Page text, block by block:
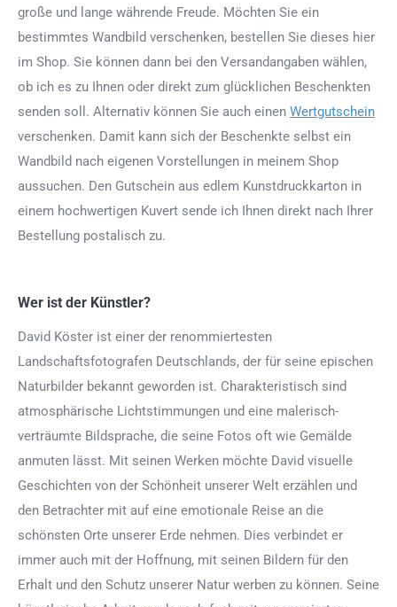
große und lange währende Freude. Möchten Sie ein
bestimmtes Wandbild verschenken, bestellen Sie dieses hier
im Shop. Sie können dann bei den Versandangaben wählen,
ob ich es zu Ihnen oder direkt zum glücklichen Beschenkten
senden soll. Alternativ können Sie auch einen Wertgutschein
verschenken. Damit kann sich der Beschenkte selbst ein
Wandbild nach eigenen Vorstellungen in meinem Shop
aussuchen. Den Gutschein aus edlem Kunstdruckkarton in
einem hochwertigen Kuvert sende ich Ihnen direkt nach Ihrer
Bestellung postalisch zu.
Wer ist der Künstler?
David Köster ist einer der renommiertesten
Landschaftsfotografen Deutschlands, der für seine epischen
Naturbilder bekannt geworden ist. Charakteristisch sind
atmosphärische Lichtstimmungen und eine malerisch-
verträumte Bildsprache, die seine Fotos oft wie Gemälde
anmuten lässt. Mit seinen Werken möchte David visuelle
Geschichten von der Schönheit unserer Welt erzählen und
den Betrachter mit auf eine emotionale Reise an die
schönsten Orte unserer Erde nehmen. Dies verbindet er
immer auch mit der Hoffnung, mit seinen Bildern für den
Erhalt und den Schutz unserer Natur werben zu können. Seine